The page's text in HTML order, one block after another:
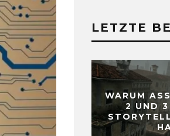
LETZTE
WARUM
2 UND